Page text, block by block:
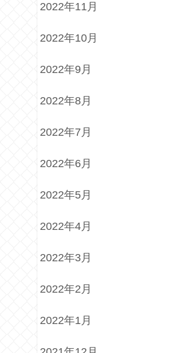
2022年11月
2022年10月
2022年9月
2022年8月
2022年7月
2022年6月
2022年5月
2022年4月
2022年3月
2022年2月
2022年1月